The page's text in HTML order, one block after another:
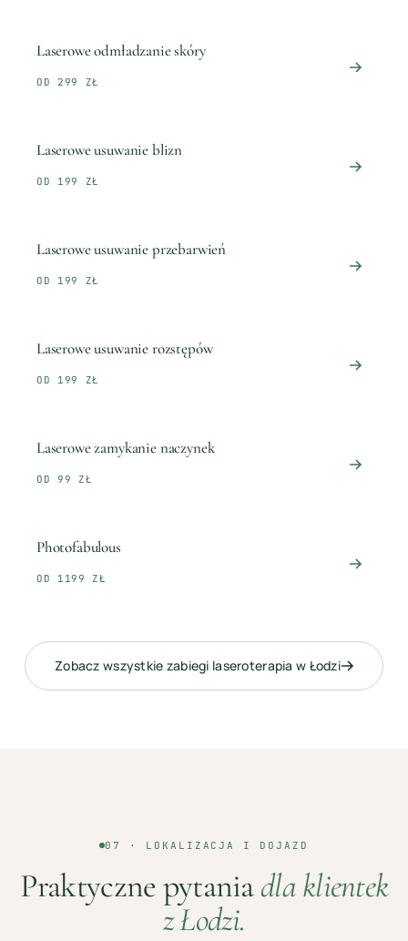
Laserowe odmładzanie skóry
OD 299 ZŁ
Laserowe usuwanie blizn
OD 199 ZŁ
Laserowe usuwanie przebarwień
OD 199 ZŁ
Laserowe usuwanie rozstępów
OD 199 ZŁ
Laserowe zamykanie naczynek
OD 99 ZŁ
Photofabulous
OD 1199 ZŁ
Zobacz wszystkie zabiegi laseroterapia w Łodzi
07 · LOKALIZACJA I DOJAZD
Praktyczne pytaniadla klientek
zŁodzi.